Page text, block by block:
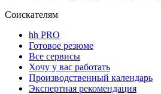
Соискателям
hh PRO
Готовое резюме
Все сервисы
Хочу у вас работать
Производственный календарь
Экспертная рекомендация